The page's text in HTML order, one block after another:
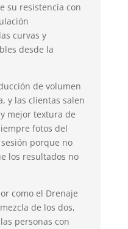
su resistencia con
curvas y
desde la
de volumen
y las clientas salen
mejor textura de
fotos del
porque no
los resultados no
como el Drenaje
de los dos,
personas con